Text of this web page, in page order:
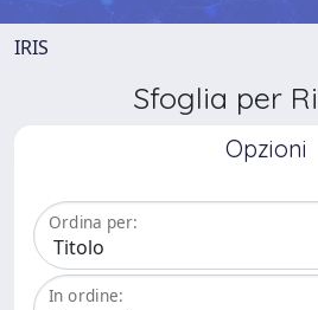
IRIS
Sfoglia per
Opzioni
Ordina per:
In ordine: